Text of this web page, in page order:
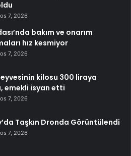
7, 2026
bakım ve onarım
hız kesmiyor
7, 2026
kilosu 300 liraya
emekli isyan etti
7, 2026
Taşkın Dronda Görüntülendi
7, 2026